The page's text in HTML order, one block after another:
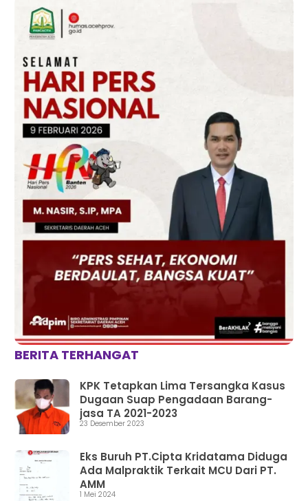
BERITA TERHANGAT
KPK Tetapkan Lima Tersangka Kasus
Dugaan Suap Pengadaan Barang-
jasa TA 2021-2023
23 Desember 2023
Eks Buruh PT.Cipta Kridatama Diduga
Ada Malpraktik Terkait MCU Dari PT.
AMM
1 Mei 2024